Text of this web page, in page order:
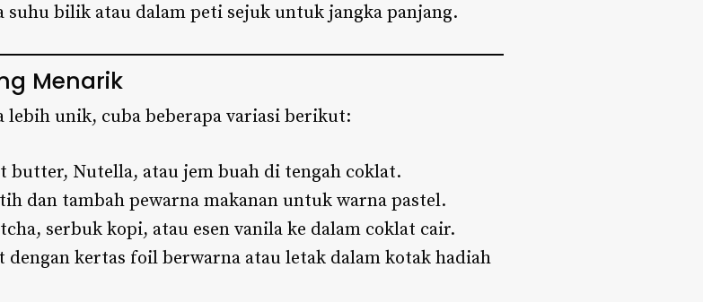
suhu bilik atau dalam peti sejuk untuk jangka panjang.
Menarik
lebih unik, cuba beberapa variasi berikut:
butter, Nutella, atau jem buah di tengah coklat.
dan tambah pewarna makanan untuk warna pastel.
serbuk kopi, atau esen vanila ke dalam coklat cair.
dengan kertas foil berwarna atau letak dalam kotak hadiah